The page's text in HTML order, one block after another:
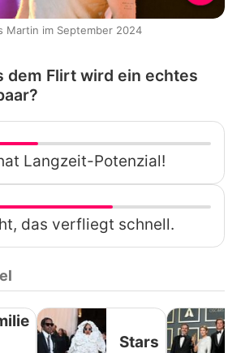
Martin im September 2024
dem Flirt wird ein echtes
Langzeit-Potenzial!
das verfliegt schnell.
Stars